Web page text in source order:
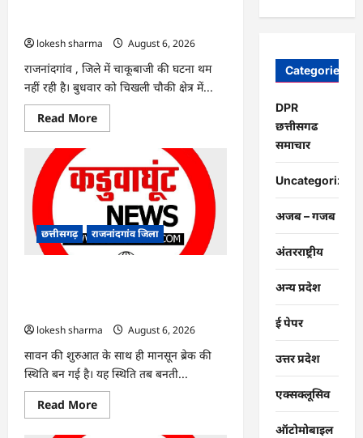
lokesh sharma
August 6, 2026
राजनांदगांव , जिले में चाकूबाजी की घटना थम
नहीं रही है। बुधवार को चिखली चौकी क्षेत्र में...
Read MoreRead
more
युवक
पर
चाकू
जानलेवा
हमला,
चार
आरोपी
छत्तीसगढ़ राजनांदगांव जिला
lokesh sharma
August 6, 2026
सावन की शुरुआत के साथ ही मानसून ब्रेक की
स्थिति बन गई है। यह स्थिति तब बनती...
Read MoreRead
more
Categories
DPR
छत्तीसगढ
समाचार
Uncategorized
अजब – गजब
अंतरराष्ट्रीय
अन्य प्रदेश
ई पेपर
उत्तर प्रदेश
एक्सक्लूसिव
ऑटोमोबाइल